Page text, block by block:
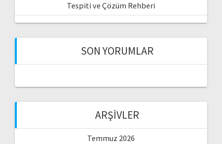
Tespiti ve Çözüm Rehberi
SON YORUMLAR
ARŞIVLER
Temmuz 2026